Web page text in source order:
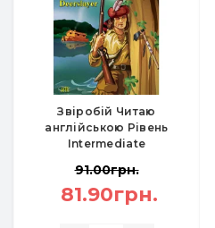
Звіробій Читаю
англійською Рівень
Intermediate
91.00грн.
81.90грн.